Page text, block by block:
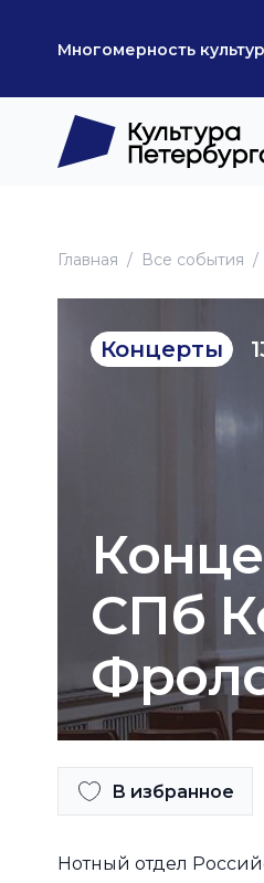
Многомерность
Главная Все события
Концерты
СПб
В избранное
Нотный отдел